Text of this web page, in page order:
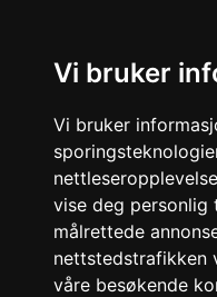
Vi bruker
Vi bruker
vise deg personlig
målrettede
nettstedstrafikken
våre besøkende